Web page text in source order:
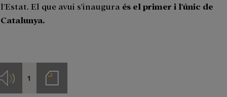
l'Estat. El que avui s'inaugura és el primer i l'únic de
Catalunya.
Audios
1
Notas
de